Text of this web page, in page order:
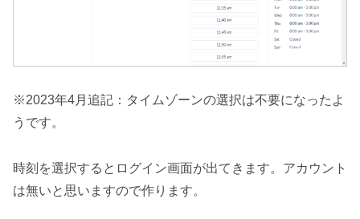
※2023年4月追記：タイムゾーンの選択は不要になったよ
うです。
時刻を選択するとログイン画面が出てきます。アカウント
は無いと思いますので作ります。